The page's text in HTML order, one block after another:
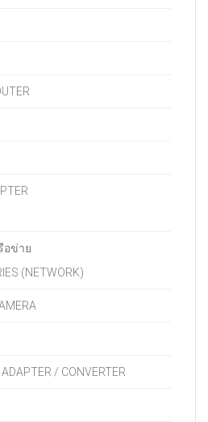
อข่าย
(NETWORK)
/ CONVERTER